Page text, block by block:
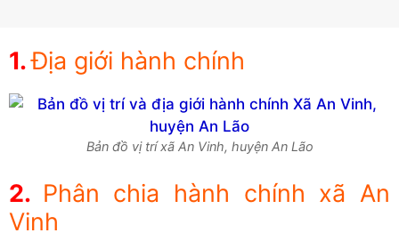
Địa giới hành chính
Bản đồ vị trí xã An Vinh, huyện An Lão
Phân chia hành chính xã An
Vinh